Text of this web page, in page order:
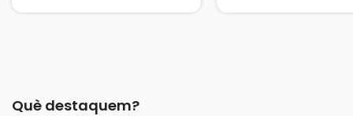
Què destaquem?